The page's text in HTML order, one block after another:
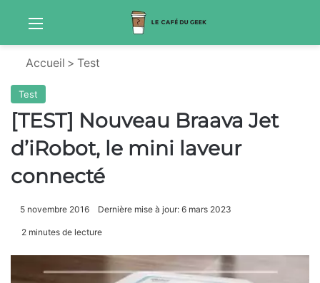
Accueil > Test
Test
[TEST] Nouveau Braava Jet
d’iRobot, le mini laveur
connecté
5 novembre 2016 Dernière mise à jour: 6 mars 2023
2 minutes de lecture